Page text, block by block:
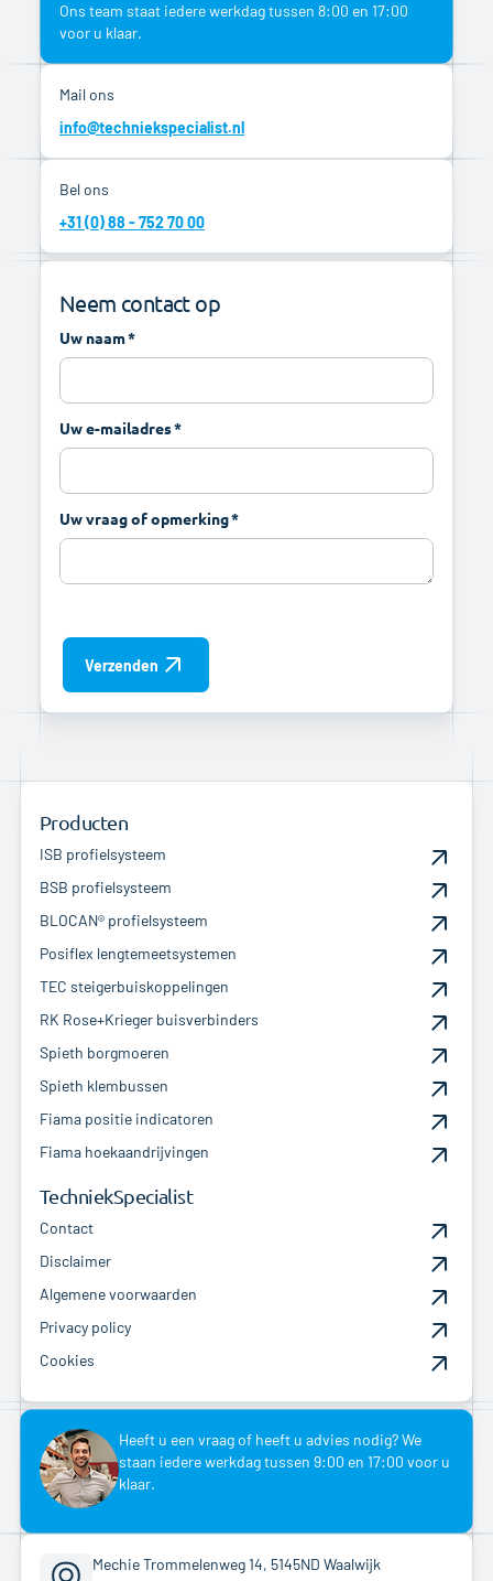
Ons team staat iedere werkdag tussen 8:00 en 17:00
voor u klaar.
Mail ons
info@techniekspecialist.nl
Bel ons
+31 (0) 88 - 752 70 00
Neem contact op
Uw naam
Uw e-mailadres
Uw vraag of opmerking
Verzenden
Producten
ISB profielsysteem
BSB profielsysteem
BLOCAN® profielsysteem
Posiflex lengtemeetsystemen
TEC steigerbuiskoppelingen
RK Rose+Krieger buisverbinders
Spieth borgmoeren
Spieth klembussen
Fiama positie indicatoren
Fiama hoekaandrijvingen
TechniekSpecialist
Contact
Disclaimer
Algemene voorwaarden
Privacy policy
Cookies
Heeft u een vraag of heeft u advies nodig? We
staan iedere werkdag tussen 9:00 en 17:00 voor u
klaar.
Mechie Trommelenweg 14, 5145ND Waalwijk